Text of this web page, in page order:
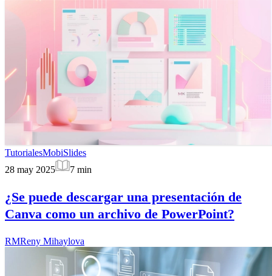
TutorialesMobiSlides
28 may 2025
7 min
¿Se puede descargar una presentación de
Canva como un archivo de PowerPoint?
RMReny Mihaylova